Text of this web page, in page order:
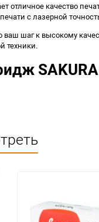
отличное качество
с лазерной
ваш шаг к высокому
техники.